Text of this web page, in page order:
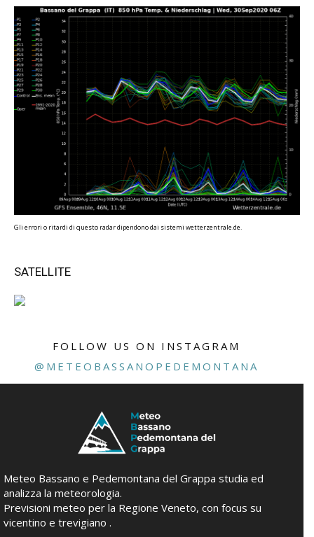
Gli errori o ritardi di questo radar dipendono dai sistemi wetterzentrale.de.
SATELLITE
FOLLOW US ON INSTAGRAM
@METEOBASSANOPEDEMONTANA
Meteo Bassano e Pedemontana del Grappa studia ed
analizza la meteorologia.
Previsioni meteo per la Regione Veneto, con focus su
vicentino e trevigiano .